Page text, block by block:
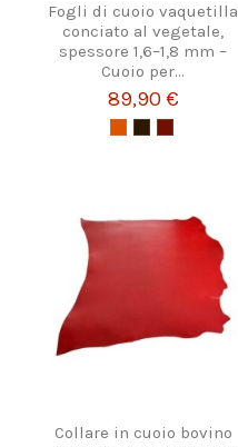
Fogli di cuoio vaquetilla
conciato al vegetale,
spessore 1,6–1,8 mm –
Cuoio per...
89,90 €
Collare in cuoio bovino